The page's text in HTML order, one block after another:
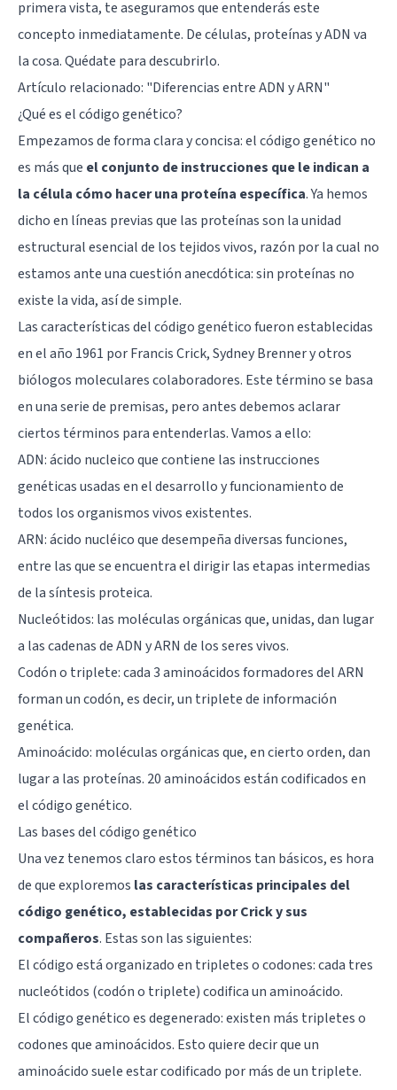
primera vista, te aseguramos que entenderás este
concepto inmediatamente. De células, proteínas y ADN va
la cosa. Quédate para descubrirlo.
Artículo relacionado: "Diferencias entre ADN y ARN"
¿Qué es el código genético?
Empezamos de forma clara y concisa: el código genético no
es más que el conjunto de instrucciones que le indican a
la célula cómo hacer una proteína específica. Ya hemos
dicho en líneas previas que las proteínas son la unidad
estructural esencial de los tejidos vivos, razón por la cual no
estamos ante una cuestión anecdótica: sin proteínas no
existe la vida, así de simple.
Las características del código genético fueron establecidas
en el año 1961 por Francis Crick, Sydney Brenner y otros
biólogos moleculares colaboradores. Este término se basa
en una serie de premisas, pero antes debemos aclarar
ciertos términos para entenderlas. Vamos a ello:
ADN: ácido nucleico que contiene las instrucciones
genéticas usadas en el desarrollo y funcionamiento de
todos los organismos vivos existentes.
ARN: ácido nucléico que desempeña diversas funciones,
entre las que se encuentra el dirigir las etapas intermedias
de la síntesis proteica.
Nucleótidos: las moléculas orgánicas que, unidas, dan lugar
a las cadenas de ADN y ARN de los seres vivos.
Codón o triplete: cada 3 aminoácidos formadores del ARN
forman un codón, es decir, un triplete de información
genética.
Aminoácido: moléculas orgánicas que, en cierto orden, dan
lugar a las proteínas. 20 aminoácidos están codificados en
el código genético.
Las bases del código genético
Una vez tenemos claro estos términos tan básicos, es hora
de que exploremos las características principales del
código genético, establecidas por Crick y sus
compañeros. Estas son las siguientes:
El código está organizado en tripletes o codones: cada tres
nucleótidos (codón o triplete) codifica un aminoácido.
El código genético es degenerado: existen más tripletes o
codones que aminoácidos. Esto quiere decir que un
aminoácido suele estar codificado por más de un triplete.